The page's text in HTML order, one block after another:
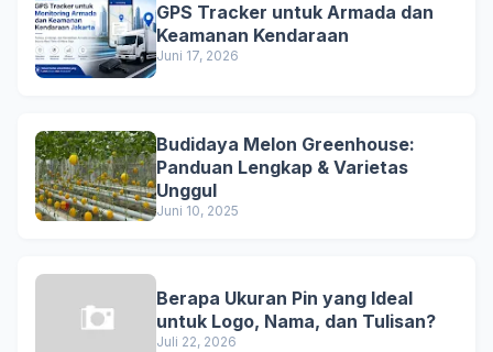
GPS Tracker untuk Armada dan
Keamanan Kendaraan
Juni 17, 2026
Budidaya Melon Greenhouse:
Panduan Lengkap & Varietas
Unggul
Juni 10, 2025
Berapa Ukuran Pin yang Ideal
untuk Logo, Nama, dan Tulisan?
Juli 22, 2026